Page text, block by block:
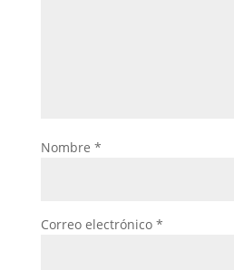
Nombre *
Correo electrónico *